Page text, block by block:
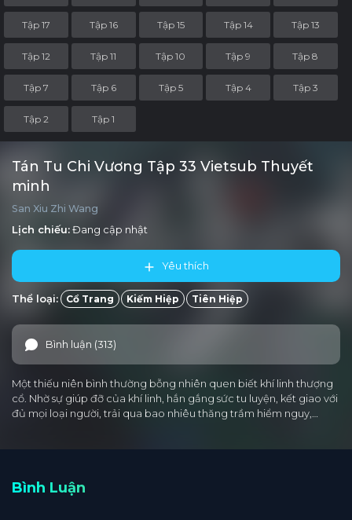
Tập 17 Tập 16 Tập 15 Tập 14 Tập 13
Tập 12 Tập 11 Tập 10 Tập 9 Tập 8
Tập 7 Tập 6 Tập 5 Tập 4 Tập 3
Tập 2 Tập 1
Tán Tu Chi Vương Tập 33 Vietsub Thuyết
minh
San Xiu Zhi Wang
Lịch chiếu:Đang cập nhật
Yêu thích
Thể loại: Cổ Trang Kiếm Hiệp Tiên Hiệp
Bình luận (313)
Một thiếu niên bình thường bỗng nhiên quen biết khí linh thượng
cổ. Nhờ sự giúp đỡ của khí linh, hắn gắng sức tu luyện, kết giao với
đủ mọi loại người, trải qua bao nhiêu thăng trầm hiểm nguy,…
Bình Luận